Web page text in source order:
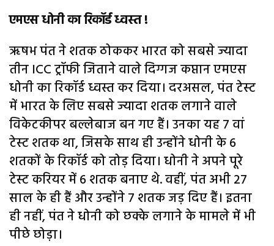
एमएस धोनी का रिकॉर्ड ध्वस्त !
ऋषभ पंत ने शतक ठोककर भारत को सबसे ज्यादा
तीन ICC ट्रॉफी जिताने वाले दिग्गज कप्तान एमएस
धोनी का रिकॉर्ड ध्वस्त कर दिया। दरअसल, पंत टेस्ट
में भारत के लिए सबसे ज्यादा शतक लगाने वाले
विकेटकीपर बल्लेबाज बन गए हैं। उनका यह 7 वां
टेस्ट शतक था, जिसके साथ ही उन्होंने धोनी के 6
शतकों के रिकॉर्ड को तोड़ दिया। धोनी ने अपने पूरे
टेस्ट करियर में 6 शतक बनाए थे. वहीं, पंत अभी 27
साल के ही हैं और उन्होंने 7 शतक जड़ दिए हैं। इतना
ही नहीं, पंत ने धोनी को छक्के लगाने के मामले में भी
पीछे छोड़ा।